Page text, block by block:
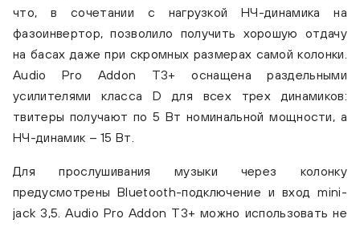
что, в сочетании с нагрузкой НЧ-динамика на
фазоинвертор, позволило получить хорошую отдачу
на басах даже при скромных размерах самой колонки.
Audio Pro Addon T3+ оснащена раздельными
усилителями класса D для всех трех динамиков:
твитеры получают по 5 Вт номинальной мощности, а
НЧ-динамик – 15 Вт.
Для прослушивания музыки через колонку
предусмотрены Bluetooth-подключение и вход mini-
jack 3,5. Audio Pro Addon T3+ можно использовать не